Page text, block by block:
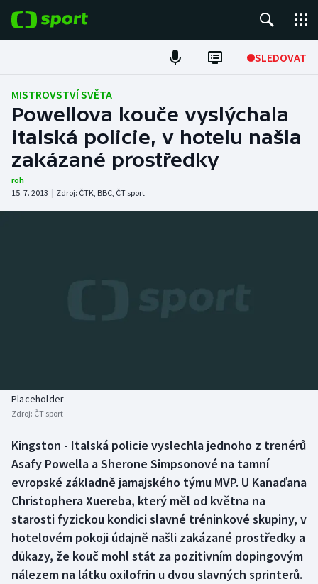
SLEDOVAT
Fotbal
Hokej
Tenis
Atletika
Biatlon
Box
Curling
Dostihy
Florbal
Aplikace ČT sport
MISTROVSTVÍ SVĚTA
Powellova kouče vyslýchala
italská policie, v hotelu našla
zakázané prostředky
roh
15. 7. 2013 | Zdroj: ČTK, BBC, ČT sport
Placeholder
Zdroj: ČT sport
Kingston - Italská policie vyslechla jednoho z trenérů
Asafy Powella a Sherone Simpsonové na tamní
evropské základně jamajského týmu MVP. U Kanaďana
Christophera Xuereba, který měl od května na
starosti fyzickou kondici slavné tréninkové skupiny, v
hotelovém pokoji údajně našli zakázané prostředky a
důkazy, že kouč mohl stát za pozitivním dopingovým
nálezem na látku oxilofrin u dvou slavných sprinterů.